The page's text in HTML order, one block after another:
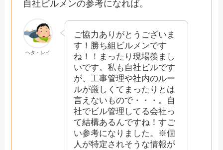
自社ビルメンの参考になれば。
ヘタ・レイ
ご協力ありがとうございま
す！勝ち組ビルメンです
ね！！まったり現場羨まし
いです。私も自社ビルです
が、工事管理や社内のルー
ルが厳しくてまったりとは
言えないもので・・・。自
社でビル管理してる会社っ
て結構あるんですね！すご
い参考になりました。※個
人が特定されそうな情報が